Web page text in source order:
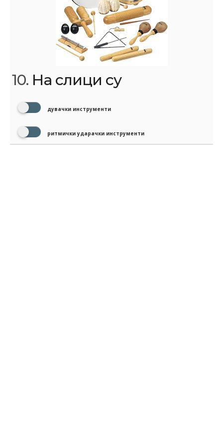
10. На слици су
дувачки инструменти
ритмички ударачки инструменти